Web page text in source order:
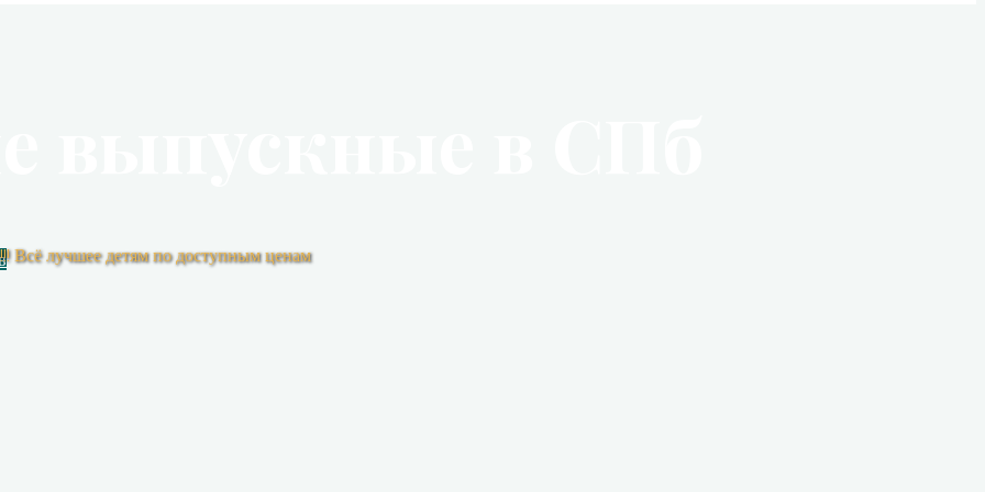
выпускные в СПб
Всё лучшее детям по доступным ценам